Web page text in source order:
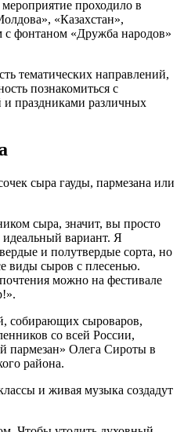
проходило в
«Казахстан»,
с фонтаном «Дружба народов»
тематических направлений,
познакомиться с
и праздниками различных
сыра гауды, пармезана или
сыра, значит, вы просто
вариант. Я
и полутвердые сорта, но
виды сыров с плесенью.
можно на фестивале
собирающих сыроваров,
со всей России,
пармезан» Олега Сироты в
района.
и живая музыка создадут